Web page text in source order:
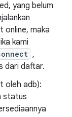
yang belum
online, maka
kami
,
dari daftar.
oleh adb):
status